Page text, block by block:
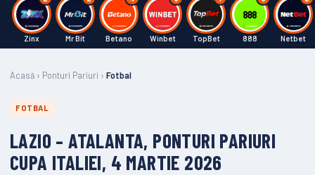
Zinx Mr Bit Betano Winbet TopBet 888 Netbet
Acasă › Ponturi Pariuri › Fotbal
FOTBAL
LAZIO – ATALANTA, PONTURI PARIURI
CUPA ITALIEI, 4 MARTIE 2026